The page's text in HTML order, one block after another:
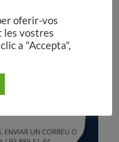
oferir-vos
les vostres
a "Accepta",